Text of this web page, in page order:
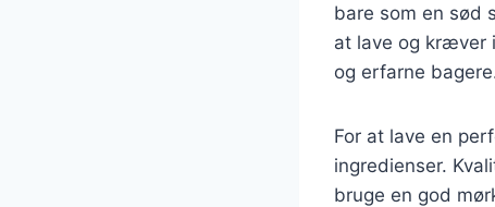
bare som en sød
at lave og kræver
og erfarne
For at lave en
ingredienser.
bruge en god